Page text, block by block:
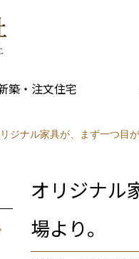
築・注文住宅
ジナル家具が、まず一つ目
オリジナル
場より。